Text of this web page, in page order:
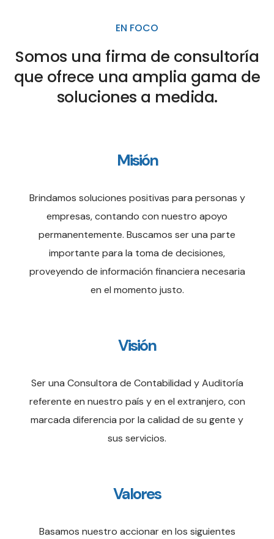
EN FOCO
Somos una firma de consultoría
que ofrece una amplia gama de
soluciones a medida.
Misión
Brindamos soluciones positivas para personas y
empresas, contando con nuestro apoyo
permanentemente. Buscamos ser una parte
importante para la toma de decisiones,
proveyendo de información financiera necesaria
en el momento justo.
Visión
Ser una Consultora de Contabilidad y Auditoría
referente en nuestro país y en el extranjero, con
marcada diferencia por la calidad de su gente y
sus servicios.
Valores
Basamos nuestro accionar en los siguientes